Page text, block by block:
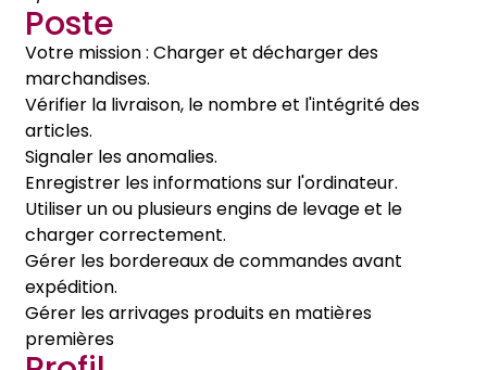
Poste
Votre mission : Charger et décharger des
marchandises.
Vérifier la livraison, le nombre et l'intégrité des
articles.
Signaler les anomalies.
Enregistrer les informations sur l'ordinateur.
Utiliser un ou plusieurs engins de levage et le
charger correctement.
Gérer les bordereaux de commandes avant
expédition.
Gérer les arrivages produits en matières
premières